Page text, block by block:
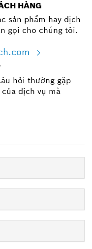
HÀNG
sản phẩm hay dịch
gọi cho chúng tôi.
hỏi thường gặp
dịch vụ mà